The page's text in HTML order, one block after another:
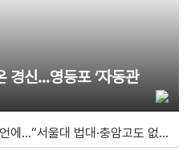
경신…영등포 ‘자동관
…“서울대 법대·충암고도 없애나”